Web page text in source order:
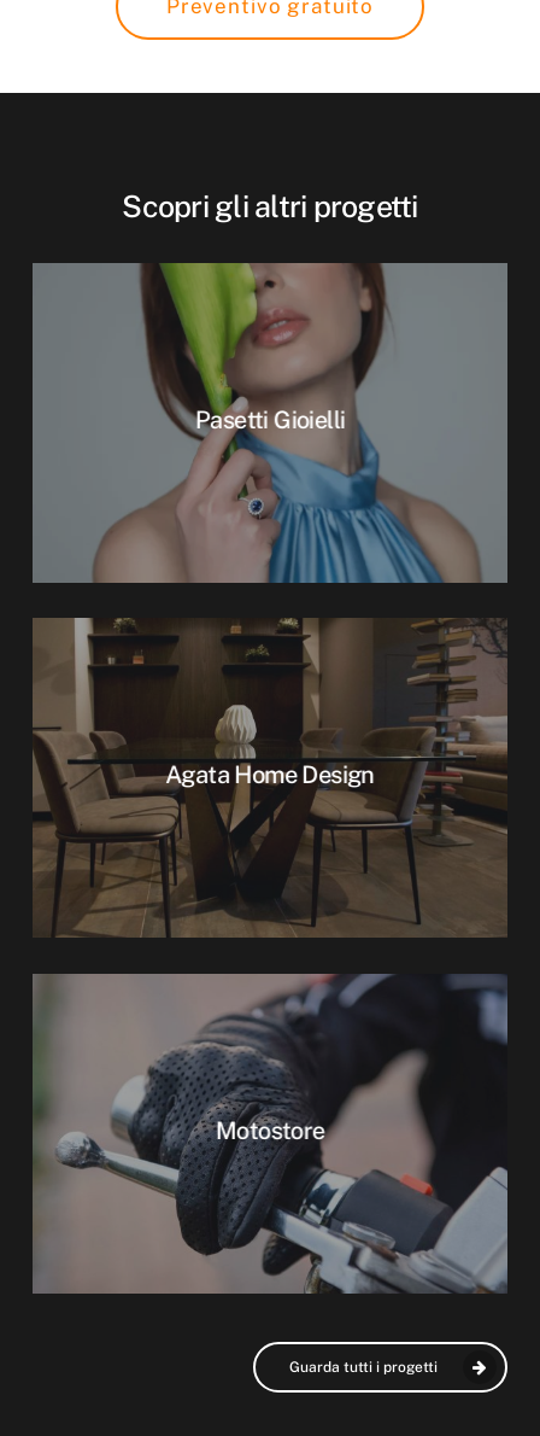
Preventivo gratuito
Scopri gli altri progetti
Pasetti Gioielli
Agata Home Design
Motostore
Guarda tutti i progetti